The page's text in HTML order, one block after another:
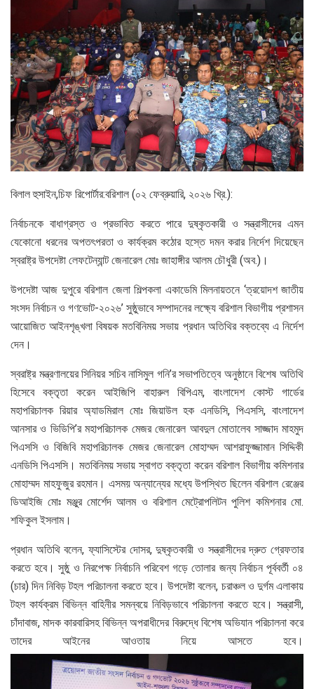
বিলাল হুসাইন,চিফ রিপোর্টার:বরিশাল (০২ ফেব্রুয়ারি, ২০২৬ খ্রি.):
নির্বাচনকে বাধাগ্রস্ত ও প্রভাবিত করতে পারে দুষ্কৃতকারী ও সন্ত্রাসীদের এমন
যেকোনো ধরনের অপতৎপরতা ও কার্যক্রম কঠোর হস্তে দমন করার নির্দেশ দিয়েছেন
স্বরাষ্ট্র উপদেষ্টা লেফটেন্যান্ট জেনারেল মোঃ জাহাঙ্গীর আলম চৌধুরী (অব.)।
উপদেষ্টা আজ দুপুরে বরিশাল জেলা শিল্পকলা একাডেমি মিলনায়তনে ‘ত্রয়োদশ জাতীয়
সংসদ নির্বাচন ও গণভোট-২০২৬’ সুষ্ঠুভাবে সম্পাদনের লক্ষ্যে বরিশাল বিভাগীয় প্রশাসন
আয়োজিত আইনশৃঙ্খলা বিষয়ক মতবিনিময় সভায় প্রধান অতিথির বক্তব্যে এ নির্দেশ
দেন।
স্বরাষ্ট্র মন্ত্রণালয়ের সিনিয়র সচিব নাসিমুল গনি’র সভাপতিত্বে অনুষ্ঠানে বিশেষ অতিথি
হিসেবে বক্তৃতা করেন আইজিপি বাহারুল বিপিএম, বাংলাদেশ কোস্ট গার্ডের
মহাপরিচালক রিয়ার অ্যাডমিরাল মোঃ জিয়াউল হক এনডিসি, পিএসসি, বাংলাদেশ
আনসার ও ভিডিপি’র মহাপরিচালক মেজর জেনারেল আবদুল মোতালেব সাজ্জাদ মাহমুদ
পিএসসি ও বিজিবি মহাপরিচালক মেজর জেনারেল মোহাম্মদ আশরাফুজ্জামান সিদ্দিকী
এনডিসি পিএসসি। মতবিনিময় সভায় স্বাগত বক্তৃতা করেন বরিশাল বিভাগীয় কমিশনার
মোহাম্মদ মাহফুজুর রহমান। এসময় অন্যান্যের মধ্যে উপস্থিত ছিলেন বরিশাল রেঞ্জের
ডিআইজি মোঃ মঞ্জুর মোর্শেদ আলম ও বরিশাল মেট্রোপলিটন পুলিশ কমিশনার মো.
শফিকুল ইসলাম।
প্রধান অতিথি বলেন, ফ্যাসিস্টের দোসর, দুষ্কৃতকারী ও সন্ত্রাসীদের দ্রুত গ্রেফতার
করতে হবে। সুষ্ঠু ও নিরপেক্ষ নির্বাচনি পরিবেশ গড়ে তোলার জন্য নির্বাচন পূর্ববর্তী ০৪
(চার) দিন নিবিড় টহল পরিচালনা করতে হবে। উপদেষ্টা বলেন, চরাঞ্চল ও দুর্গম এলাকায়
টহল কার্যক্রম বিভিন্ন বাহিনীর সমন্বয়ে নিবিড়ভাবে পরিচালনা করতে হবে। সন্ত্রাসী,
চাঁদাবাজ, মাদক কারবারিসহ বিভিন্ন অপরাধীদের বিরুদ্ধে বিশেষ অভিযান পরিচালনা করে
তাদের আইনের আওতায় নিয়ে আসতে হবে।